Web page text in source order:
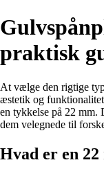
praktisk
At vælge den rigtige
æstetik og
en tykkelse på 22 mm.
dem velegnede til
Hvad er en